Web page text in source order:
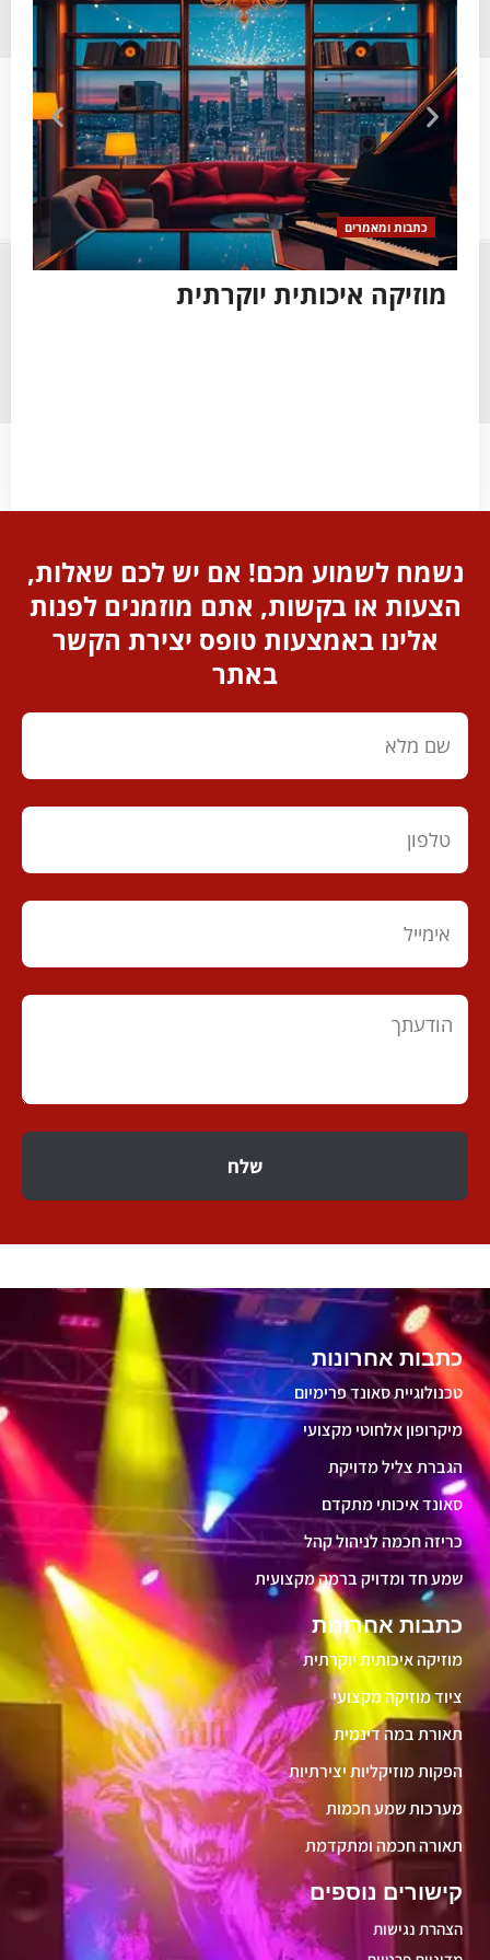
כתבות ומאמרים
מוזיקה איכותית יוקרתית
נשמח לשמוע מכם! אם יש לכם שאלות,
הצעות או בקשות, אתם מוזמנים לפנות
אלינו באמצעות טופס יצירת הקשר
באתר
שלח
קישורים נוספים
הצהרת נגישות
כתבות אחרונות
מוזיקה איכותית יוקרתית
ציוד מוזיקה מקצועי
תאורת במה דינמית
הפקות מוזיקליות יצירתיות
מערכות שמע חכמות
תאורה חכמה ומתקדמת
כתבות אחרונות
טכנולוגיית סאונד פרימיום
מיקרופון אלחוטי מקצועי
הגברת צליל מדויקת
סאונד איכותי מתקדם
כריזה חכמה לניהול קהל
שמע חד ומדויק ברמה מקצועית